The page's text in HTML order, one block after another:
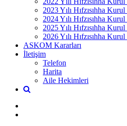
2023 Yılı Hıfzısıhha
2024 Yılı Hıfzısıhha
2025 Yılı Hıfzısıhha
2026 Yılı Hıfzısıhha
ASKOM Kararları
İletişim
Telefon
Harita
Aile Hekimleri